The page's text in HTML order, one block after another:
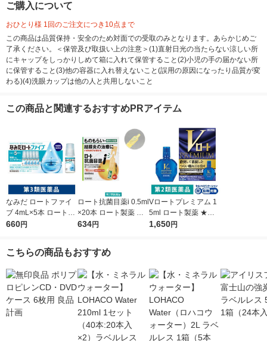
ご購入について
おひとり様 1回のご注文につき10点まで
この商品は品質保持・安全のため対面での受取のみとなります。あらかじめご
了承ください。＜保管及び取扱い上の注意＞(1)直射日光の当たらない涼しい所
にキャップをしっかりしめて箱に入れて保管すること(2)小児の手の届かない所
に保管すること(3)他の容器に入れ替えないこと(誤用の原因になったり品質が変
わる)(4)洗眼カップは他の人と共用しないこと
この商品と関連するおすすめPRアイテム
なみだ ロートファイ
ブ 4mL×5本 ロート製
薬 目薬 乾き目 疲れ目
660円
ロート抗菌目薬i 0.5ml
×20本 ロート製薬 目
薬 ものもらい 結膜炎
医薬品】
634円
Vロートプレミアム 1
5ml ロート製薬 ★控
除★ 目薬 疲れ目 結膜
1,650円
こちらの商品もおすすめ